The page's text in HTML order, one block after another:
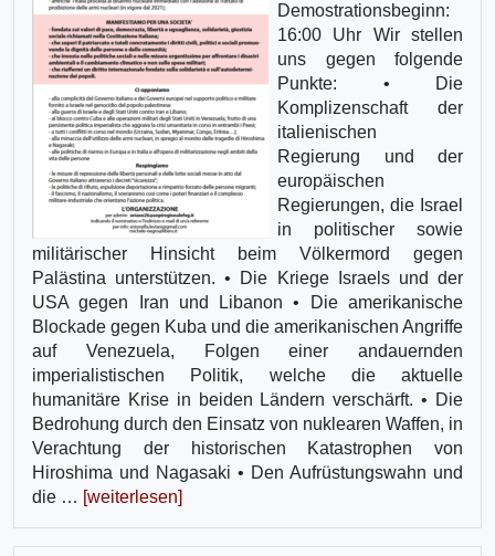
Demostrationsbeginn:
16:00 Uhr Wir stellen
uns gegen folgende
Punkte: • Die
Komplizenschaft der
italienischen
Regierung und der
europäischen
Regierungen, die Israel
in politischer sowie
militärischer Hinsicht beim Völkermord gegen
Palästina unterstützen. • Die Kriege Israels und der
USA gegen Iran und Libanon • Die amerikanische
Blockade gegen Kuba und die amerikanischen Angriffe
auf Venezuela, Folgen einer andauernden
imperialistischen Politik, welche die aktuelle
humanitäre Krise in beiden Ländern verschärft. • Die
Bedrohung durch den Einsatz von nuklearen Waffen, in
Verachtung der historischen Katastrophen von
Hiroshima und Nagasaki • Den Aufrüstungswahn und
die … [weiterlesen]